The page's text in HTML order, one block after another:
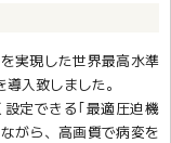
実現した世界最高水準
入致しました。
定できる｢最適圧迫機
がら、高画質で病変を